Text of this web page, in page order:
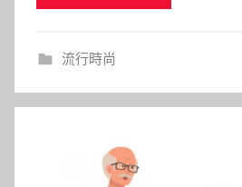
流行時尚